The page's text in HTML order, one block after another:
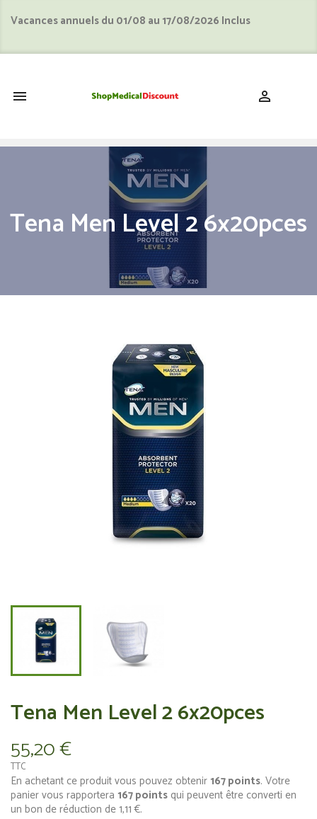
Vacances annuels du 01/08 au 17/08/2026 Inclus
 
Tena Men Level 2 6x20pces
Tena Men Level 2 6x20pces
55,20 €
TTC
En achetant ce produit vous pouvez obtenir167points. Votre
panier vous rapportera 167points qui peuvent être converti en
un bon de réduction de1,11 €.